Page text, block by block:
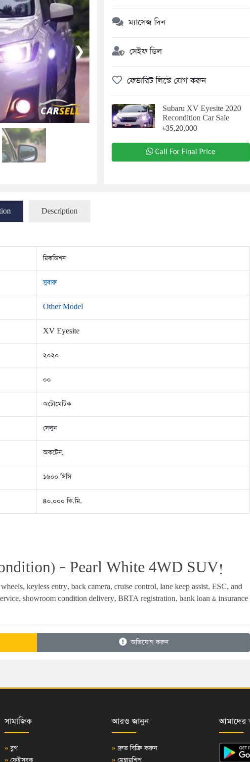
❯
ম্যাসেজ দিন
সেইফ ডিল
ফেভারিট লিস্টে যোগ করুন
Subaru XV Eyesite 2020
Recondition Car Sale
৳35,20,000
Call For Final Price
Description
রিকন্ডিশন
সুবারু
Other Model
XV Eyesite
২০২০
০০
অটোমেটিক
সেলুন
অকটেন,
১৬০০ সিসি
৪০,০০০ কি.মি.
– Pearl White 4WD SUV!
keyless entry, back camera, cruise control, lane keep assist, ESC, and
showroom condition delivery, BRTA registration, bank loan & insurance
অভিযোগ করুন
সামাজিক
» ব্লগ
আরও জানুন
» দ্রুত বিক্রি করুন
আমাদের